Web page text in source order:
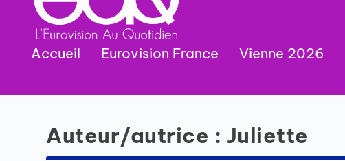
Accueil Eurovision France Vienne 2026
Auteur/autrice : Juliette